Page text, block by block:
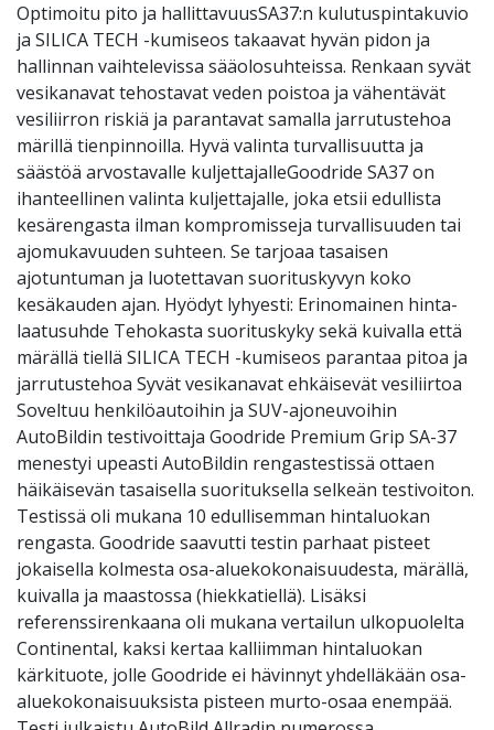
Optimoitu pito ja hallittavuusSA37:n kulutuspintakuvio
ja SILICA TECH -kumiseos takaavat hyvän pidon ja
hallinnan vaihtelevissa sääolosuhteissa. Renkaan syvät
vesikanavat tehostavat veden poistoa ja vähentävät
vesiliirron riskiä ja parantavat samalla jarrutustehoa
märillä tienpinnoilla. Hyvä valinta turvallisuutta ja
säästöä arvostavalle kuljettajalleGoodride SA37 on
ihanteellinen valinta kuljettajalle, joka etsii edullista
kesärengasta ilman kompromisseja turvallisuuden tai
ajomukavuuden suhteen. Se tarjoaa tasaisen
ajotuntuman ja luotettavan suorituskyvyn koko
kesäkauden ajan. Hyödyt lyhyesti: Erinomainen hinta-
laatusuhde Tehokasta suorituskyky sekä kuivalla että
märällä tiellä SILICA TECH -kumiseos parantaa pitoa ja
jarrutustehoa Syvät vesikanavat ehkäisevät vesiliirtoa
Soveltuu henkilöautoihin ja SUV-ajoneuvoihin
AutoBildin testivoittaja Goodride Premium Grip SA-37
menestyi upeasti AutoBildin rengastestissä ottaen
häikäisevän tasaisella suorituksella selkeän testivoiton.
Testissä oli mukana 10 edullisemman hintaluokan
rengasta. Goodride saavutti testin parhaat pisteet
jokaisella kolmesta osa-aluekokonaisuudesta, märällä,
kuivalla ja maastossa (hiekkatiellä). Lisäksi
referenssirenkaana oli mukana vertailun ulkopuolelta
Continental, kaksi kertaa kalliimman hintaluokan
kärkituote, jolle Goodride ei hävinnyt yhdelläkään osa-
aluekokonaisuuksista pisteen murto-osaa enempää.